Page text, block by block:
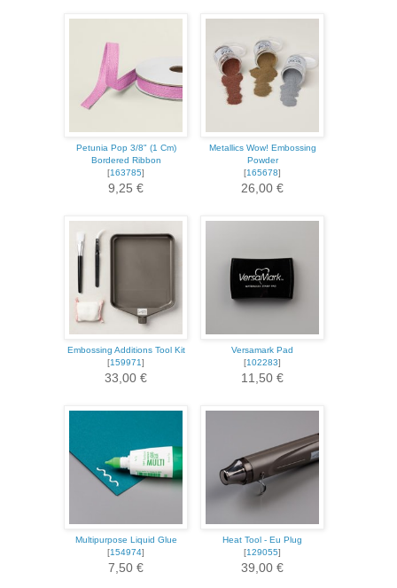
Petunia Pop 3/8" (1 Cm)
Bordered Ribbon
[163785]
9,25 €
Metallics Wow! Embossing
Powder
[165678]
26,00 €
Embossing Additions Tool Kit
[159971]
33,00 €
Versamark Pad
[102283]
11,50 €
Multipurpose Liquid Glue
[154974]
7,50 €
Heat Tool - Eu Plug
[129055]
39,00 €